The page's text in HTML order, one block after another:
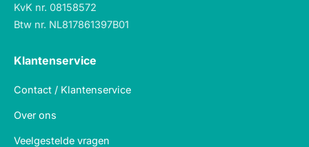
KvK nr. 08158572
Btw nr. NL817861397B01
Klantenservice
Contact / Klantenservice
Over ons
Veelgestelde vragen